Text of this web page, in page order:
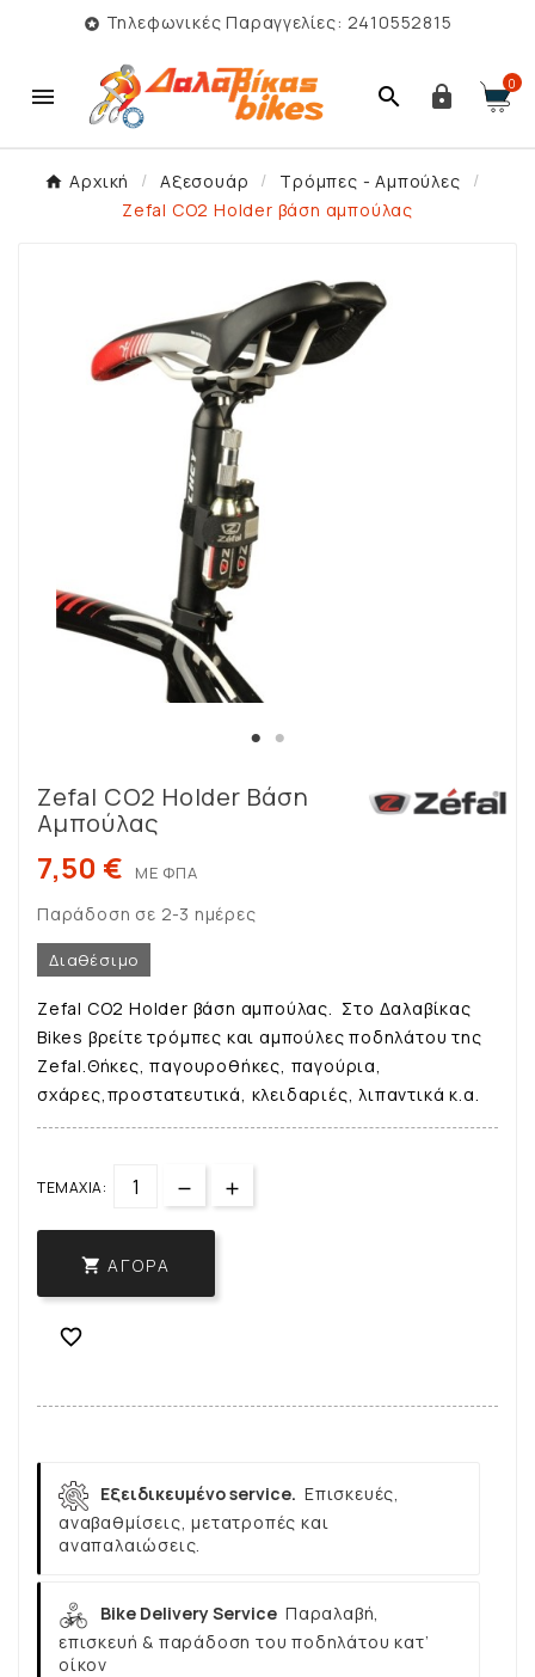
 Τηλεφωνικές Παραγγελίες: 2410552815
   0
Αρχική Αξεσουάρ
Τρόμπες - Αμπούλες
Zefal CO2 Holder βάση αμπούλας
Zefal CO2 Holder Βάση
Αμπούλας
7,50 € ΜΕ ΦΠΑ
Παράδοση σε 2-3 ημέρες
Διαθέσιμο
Zefal CO2 Holder βάση αμπούλας. Στο Δαλαβίκας
Bikes βρείτε τρόμπες και αμπούλες ποδηλάτου της
Zefal.Θήκες, παγουροθήκες, παγούρια,
σχάρες,προστατευτικά, κλειδαριές, λιπαντικά κ.α.
ΤΕΜΆΧΙΑ:
 ΑΓΟΡΆ

Εξειδικευμένο service. Επισκευές,
αναβαθμίσεις, μετατροπές και
αναπαλαιώσεις.
Bike Delivery Service Παραλαβή,
επισκευή & παράδοση του ποδηλάτου κατ’
οίκον